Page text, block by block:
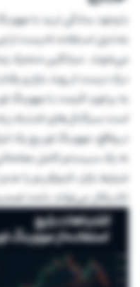
با وجود سادگی ترید با
به‌دلیل استفاده نادرست از
می‌شوند. میانگین متحرک
درک درست از روند بازار و
به برخورد قیمت با مووینگ
است سیگنال‌های اشتباه
در واقع، مووینگ اوریج یک
نه یک سیستم کامل
شرایط بازار، تایم‌فریم یا
تکنیکال می‌تواند باعث